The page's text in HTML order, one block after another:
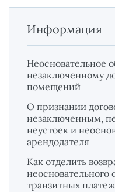
Информация
Неосновательное
незаключенному
помещений
О признании
незаключенным,
неустоек и
арендодателя
Как отделить
неосновательного
транзитных